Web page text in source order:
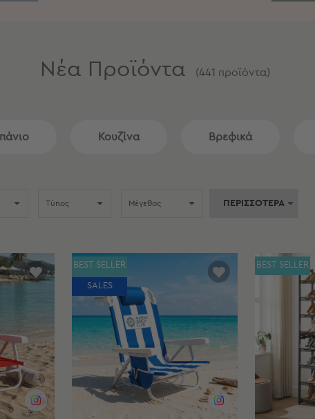
Νέα Προϊόντα (441 προϊόντα)
Κουζίνα Βρεφικά
Τύπος Μέγεθος ΠΕΡΙΣΣΟΤΕΡΑ
BEST SELLER
SALES
BEST SELLER